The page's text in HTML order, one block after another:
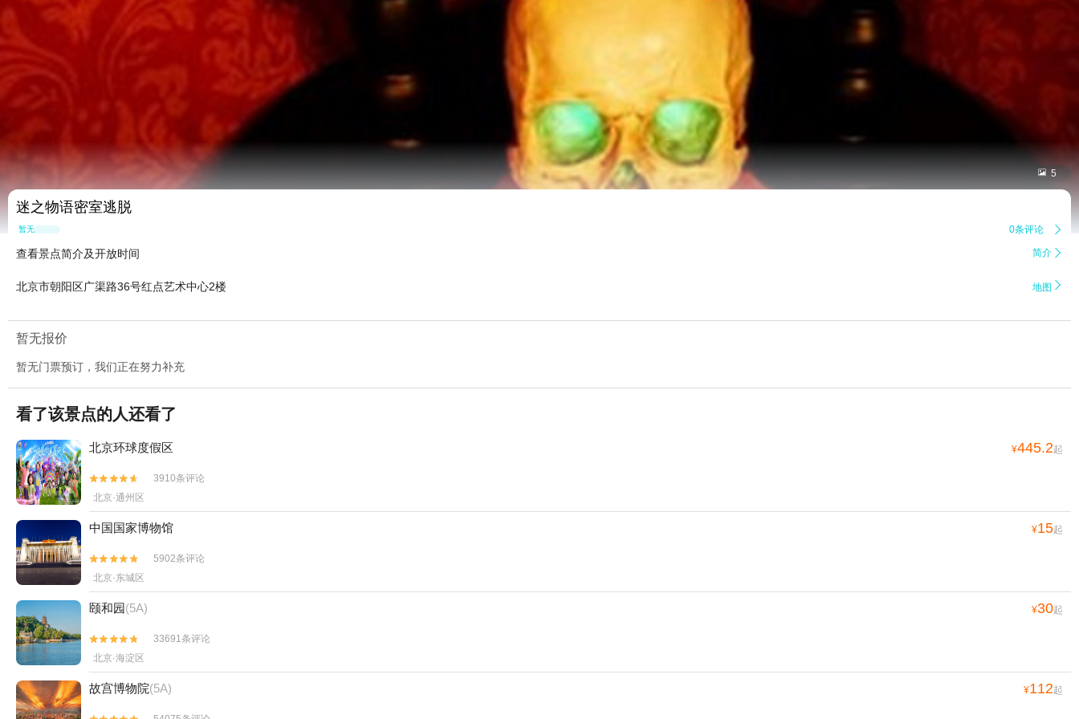
 5
迷之物语密室逃脱
暂无点评 0条评论 
查看景点简介及开放时间 简介 
北京市朝阳区广渠路36号红点艺术中心2楼 地图 
暂无报价
暂无门票预订，我们正在努力补充
看了该景点的人还看了
北京环球度假区 ¥445.2起


3910条评论
北京·通州区
中国国家博物馆 ¥15起


5902条评论
北京·东城区
颐和园(5A) ¥30起


33691条评论
北京·海淀区
故宫博物院(5A) ¥112起